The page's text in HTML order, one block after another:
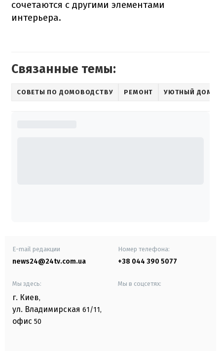
сочетаются с другими элементами
интерьера.
Связанные темы:
СОВЕТЫ ПО ДОМОВОДСТВУ РЕМОНТ УЮТНЫЙ ДОМ
E-mail редакции
news24@24tv.com.ua
Номер телефона:
+38 044 390 5077
Мы здесь:
г. Киев,
ул. Владимирская 61/11,
офис 50
Мы в соцсетях: